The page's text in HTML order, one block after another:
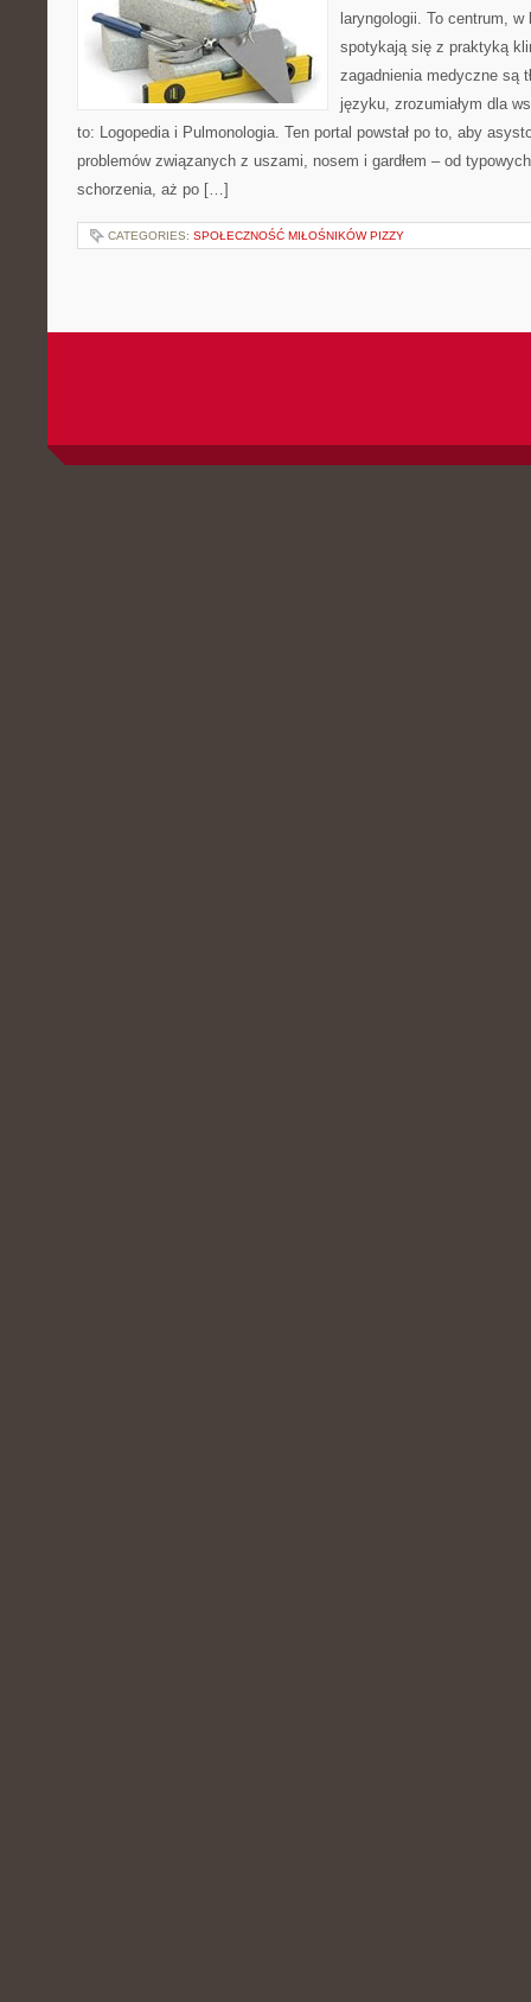
laryngologii. To centrum,
spotykają się z praktyką
zagadnienia medyczne są
języku, zrozumiałym dla
to: Logopedia i Pulmonologia. Ten portal powstał po to, aby
problemów związanych z uszami, nosem i gardłem – od
schorzenia, aż po […]
CATEGORIES: SPOŁECZNOŚĆ MIŁOŚNIKÓW PIZZY